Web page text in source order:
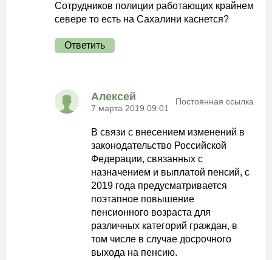
Сотрудников полиции работающих крайнем
севере то есть на Сахалини каснется?
Ответить
Алексей
7 марта 2019 09:01
Постоянная ссылка
В связи с внесением изменений в
законодательство Российской
Федерации, связанных с
назначением и выплатой пенсий, с
2019 года предусматривается
поэтапное повышение
пенсионного возраста для
различных категорий граждан, в
том числе в случае досрочного
выхода на пенсию.